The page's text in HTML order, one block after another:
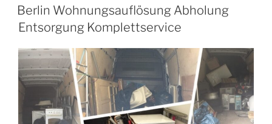
VERÖFFENTLICHT
AM
Berlin Wohnungsauflösung Abholung
Entsorgung Komplettservice